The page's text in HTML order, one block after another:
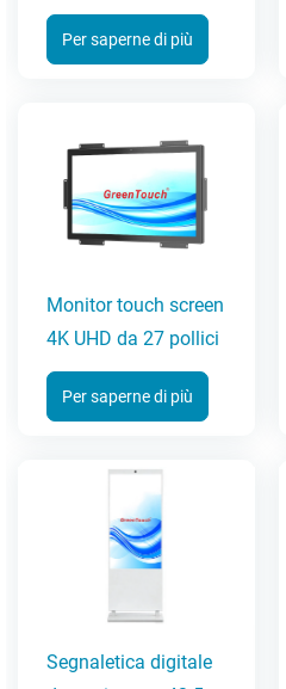
Per saperne di più
Monitor touch screen
4K UHD da 27 pollici
Per saperne di più
Segnaletica digitale